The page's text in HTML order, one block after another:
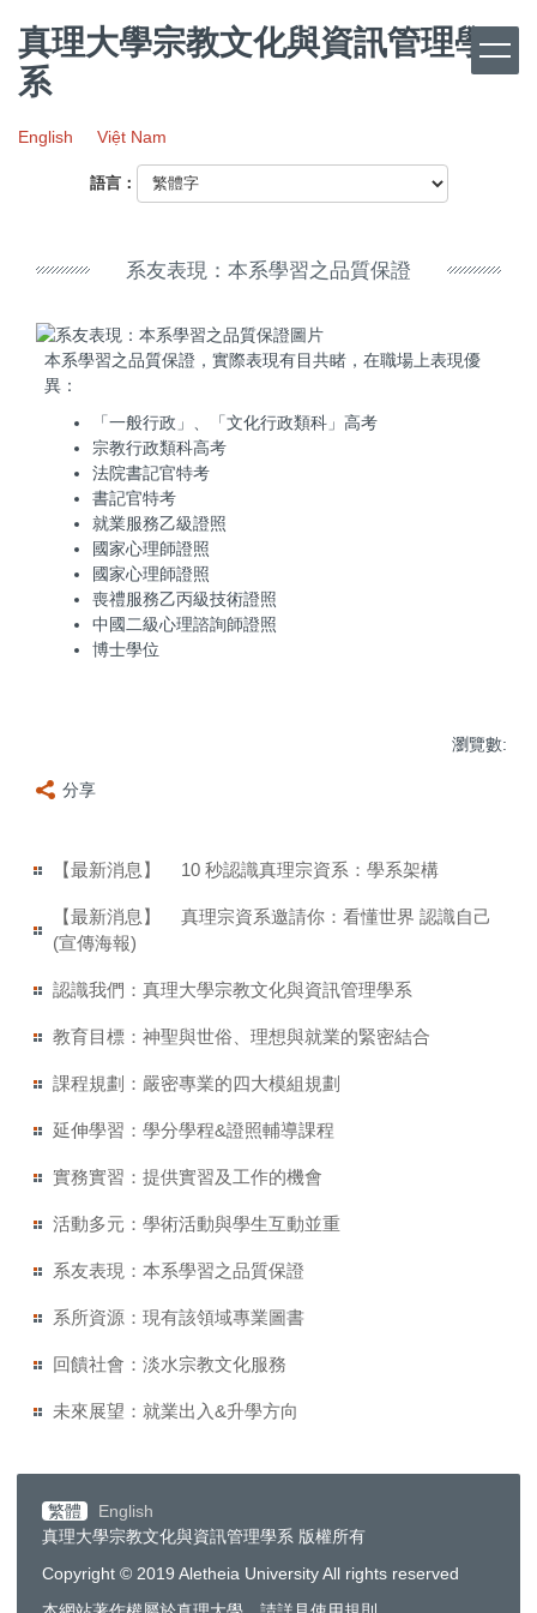
主
要
容
真理大學宗教文化與資訊管理學
系
English Việt Nam
語言：
系友表現：本系學習之品質保證
本系學習之品質保證，實際表現有目共睹，在職場上表現優
異：
「一般行政」、「文化行政類科」高考
宗教行政類科高考
法院書記官特考
書記官特考
就業服務乙級證照
國家心理師證照
國家心理師證照
喪禮服務乙丙級技術證照
中國二級心理諮詢師證照
博士學位
瀏覽數:
分享
【最新消息】 10 秒認識真理宗資系：學系架構
【最新消息】
真理宗資系邀請你：看懂世界 認識自己
(宣傳海報)
認識我們：真理大學宗教文化與資訊管理學系
教育目標：神聖與世俗、理想與就業的緊密結合
課程規劃：嚴密專業的四大模組規劃
延伸學習：學分學程&證照輔導課程
實務實習：提供實習及工作的機會
活動多元：學術活動與學生互動並重
系友表現：本系學習之品質保證
系所資源：現有該領域專業圖書
回饋社會：淡水宗教文化服務
未來展望：就業出入&升學方向
繁體
English
真理大學宗教文化與資訊管理學系 版權所有
Copyright © 2019 Aletheia University All rights reserved